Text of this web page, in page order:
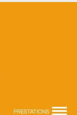
PRESTATIONS